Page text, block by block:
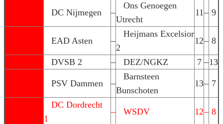
DC Nijmegen –
Ons Genoegen
Utrecht
11– 9
EAD Asten –
Heijmans Excelsior
2
12– 8
DVSB 2 – DEZ/NGKZ 7 –13
PSV Dammen –
Barnsteen
Bunschoten
13– 7
DC Dordrecht
1
– WSDV 12– 8